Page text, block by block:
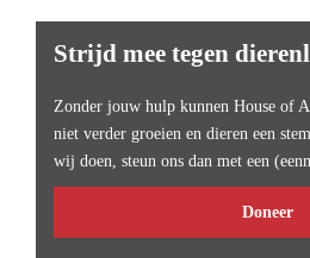
Strijd mee tegen
Zonder jouw hulp kunnen House of
niet verder groeien en dieren een
wij doen, steun ons dan met een
Doneer